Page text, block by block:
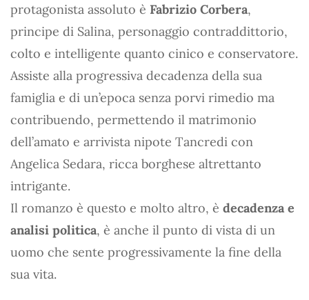
protagonista assoluto è Fabrizio Corbera,
principe di Salina, personaggio contraddittorio,
colto e intelligente quanto cinico e conservatore.
Assiste alla progressiva decadenza della sua
famiglia e di un’epoca senza porvi rimedio ma
contribuendo, permettendo il matrimonio
dell’amato e arrivista nipote Tancredi con
Angelica Sedara, ricca borghese altrettanto
intrigante.
Il romanzo è questo e molto altro, è decadenza e
analisi politica, è anche il punto di vista di un
uomo che sente progressivamente la fine della
sua vita.